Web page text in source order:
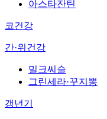
아스타잔틴
코건강
간·위건강
밀크씨슬
그린세라·꾸지뽕
갱년기